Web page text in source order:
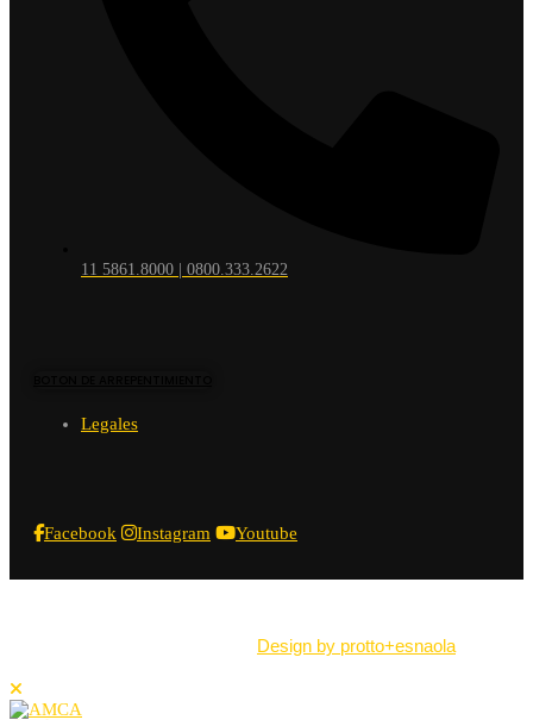
11 5861.8000 | 0800.333.2622
Legales
Facebook Instagram Youtube
Design by protto+esnaola